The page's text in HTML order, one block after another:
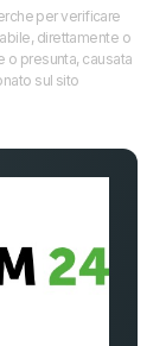
per verificare
direttamente o
o presunta, causata
sul sito